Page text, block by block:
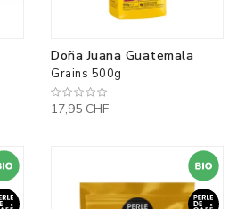
Doña Juana Guatemala
Grains 500g
17,95 CHF